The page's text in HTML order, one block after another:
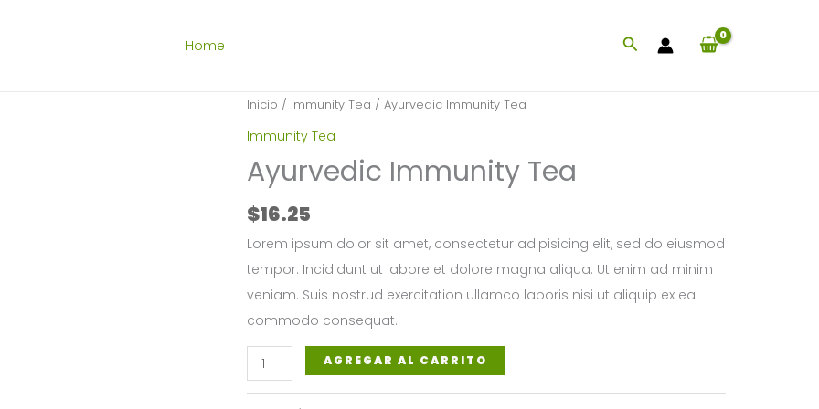
Home Buscar
Inicio / Immunity Tea / Ayurvedic Immunity Tea
Immunity Tea
Ayurvedic Immunity Tea
$16.25
Lorem ipsum dolor sit amet, consectetur adipisicing elit, sed do eiusmod
tempor. Incididunt ut labore et dolore magna aliqua. Ut enim ad minim
veniam. Suis nostrud exercitation ullamco laboris nisi ut aliquip ex ea
commodo consequat.
Ayurvedic
Immunity
AGREGAR AL CARRITO